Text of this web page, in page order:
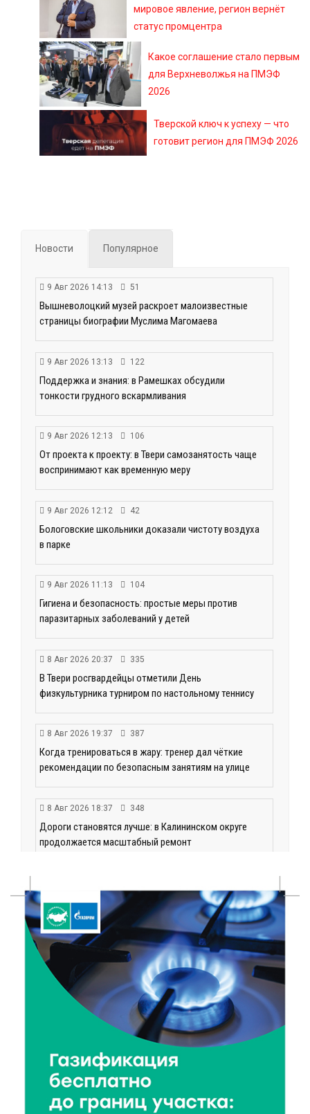
мировое явление, регион вернёт
статус промцентра
Какое соглашение стало первым
для Верхневолжья на ПМЭФ
2026
Тверской ключ к успеху — что
готовит регион для ПМЭФ 2026
Новости Популярное
9 Авг 2026 14:13 51
Вышневолоцкий музей раскроет малоизвестные
страницы биографии Муслима Магомаева
9 Авг 2026 13:13 122
Поддержка и знания: в Рамешках обсудили
тонкости грудного вскармливания
9 Авг 2026 12:13 106
От проекта к проекту: в Твери самозанятость чаще
воспринимают как временную меру
9 Авг 2026 12:12 42
Бологовские школьники доказали чистоту воздуха
в парке
9 Авг 2026 11:13 104
Гигиена и безопасность: простые меры против
паразитарных заболеваний у детей
8 Авг 2026 20:37 335
В Твери росгвардейцы отметили День
физкультурника турниром по настольному теннису
8 Авг 2026 19:37 387
Когда тренироваться в жару: тренер дал чёткие
рекомендации по безопасным занятиям на улице
8 Авг 2026 18:37 348
Дороги становятся лучше: в Калининском округе
продолжается масштабный ремонт
Защита с первых дней: почему так важна
вакцинация новорождённых
8 Авг 2026 17:17 571
Виталий Королев поздравил ветерана из Твери со
100-летием
413
20 гектаров под борщевиком: в Вышневолоцком
округе выявили нарушения на сельхозучастке
8 Авг 2026 15:37 359